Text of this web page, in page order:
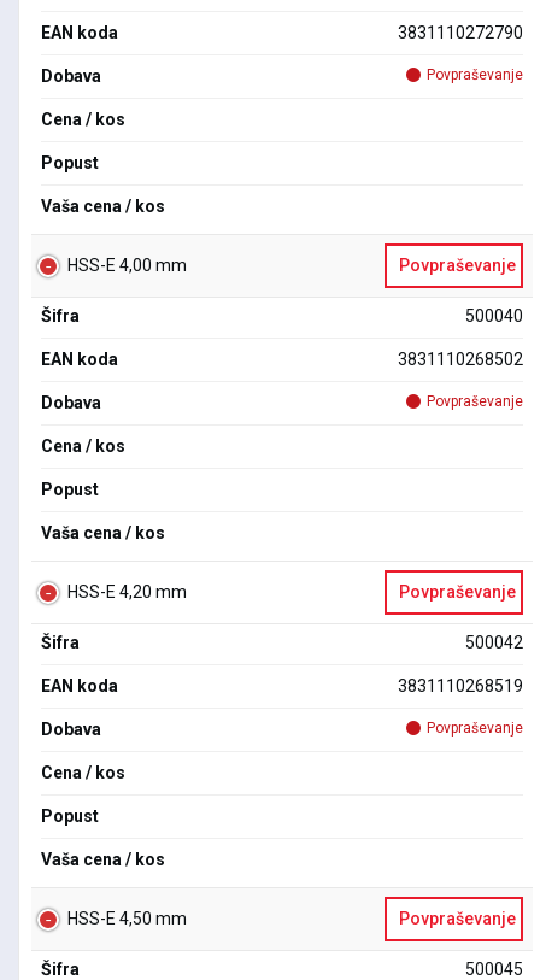
EAN koda 3831110272790
Dobava Povpraševanje
Cena / kos
Popust
Vaša cena / kos
HSS-E 4,00 mm Povpraševanje
Šifra 500040
EAN koda 3831110268502
Dobava Povpraševanje
Cena / kos
Popust
Vaša cena / kos
HSS-E 4,20 mm Povpraševanje
Šifra 500042
EAN koda 3831110268519
Dobava Povpraševanje
Cena / kos
Popust
Vaša cena / kos
HSS-E 4,50 mm Povpraševanje
Šifra 500045